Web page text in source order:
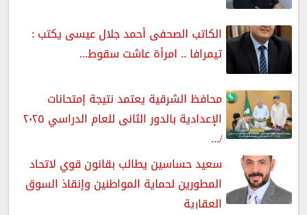
الكاتب الصحفى أحمد جلال عيسى يكتب :
تيمرافا .. امرأة عاشت سقوط...
محافظ الشرقية يعتمد نتيجة إمتحانات
الإعدادية بالدور الثانى للعام الدراسي ٢٠٢٥
/...
سعيد حساسين يطالب بقانون قوي لاتحاد
المطورين لحماية المواطنين وإنقاذ السوق
العقارية